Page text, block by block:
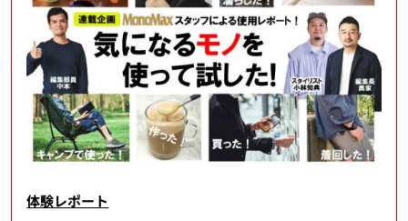
体験レポート